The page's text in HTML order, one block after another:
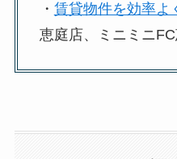
・ 賃貸物件を効率よ
恵庭店、ミニミニ